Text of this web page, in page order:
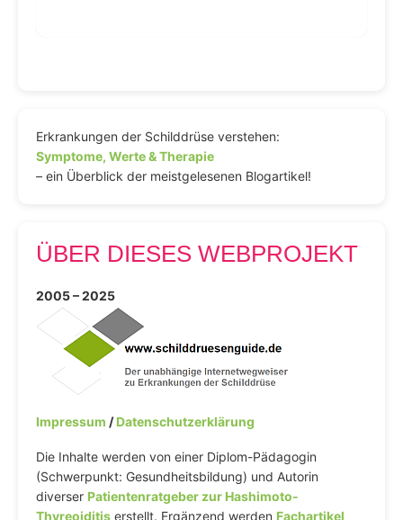
Erkrankungen der Schilddrüse verstehen:
Symptome, Werte & Therapie
– ein Überblick der meistgelesenen Blogartikel!
ÜBER DIESES WEBPROJEKT
2005 – 2025
Impressum /Datenschutzerklärung
Die Inhalte werden von einer Diplom-Pädagogin
(Schwerpunkt: Gesundheitsbildung) und Autorin
diverser Patientenratgeber zur Hashimoto-
Thyreoiditis erstellt. Ergänzend werden Fachartikel